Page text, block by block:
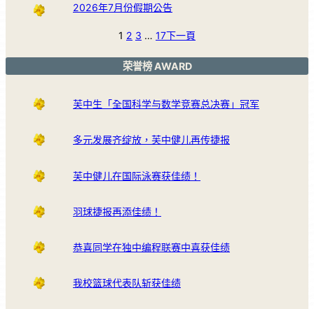
2026年7月份假期公告
1 2 3 … 17下一頁
荣誉榜 AWARD
芙中生「全国科学与数学竞赛总决赛」冠军
多元发展齐绽放，芙中健儿再传捷报
芙中健儿在国际泳赛获佳绩！
羽球捷报再添佳绩！
恭喜同学在独中编程联赛中喜获佳绩
我校篮球代表队斩获佳绩